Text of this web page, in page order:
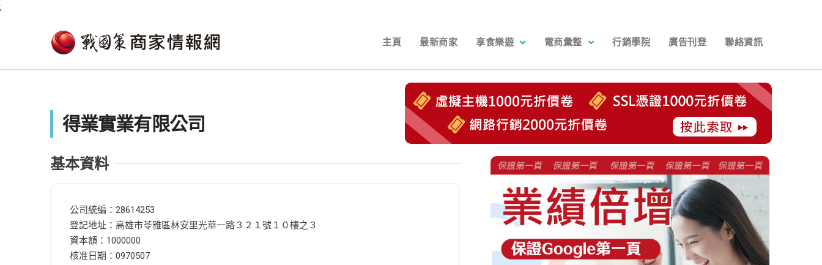
;
主頁 最新商家 享食樂遊 電商彙整 行銷學院 廣告刊登 聯絡資訊
得業實業有限公司
基本資料
公司統編：28614253
登記地址：高雄市苓雅區林安里光華一路３２１號１０樓之３
資本額：1000000
核准日期：0970507